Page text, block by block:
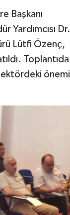
Başkanı
Yardımcısı Dr.
Lütfi Özenç,
Toplantıda
önemi